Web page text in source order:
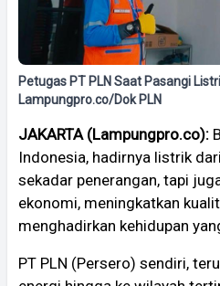
Petugas PT PLN Saat Pasangi
Lampungpro.co/Dok PLN
JAKARTA (Lampungpro.co):
Indonesia, hadirnya listrik
sekadar penerangan, tapi
ekonomi, meningkatkan
menghadirkan kehidupan
PT PLN (Persero) sendiri,